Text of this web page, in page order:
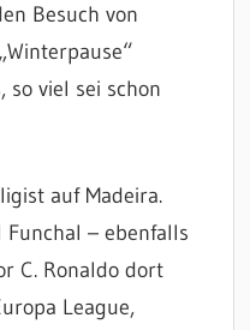
Besuch von
viel sei schon
auf Madeira.
– ebenfalls
C. Ronaldo dort
League,